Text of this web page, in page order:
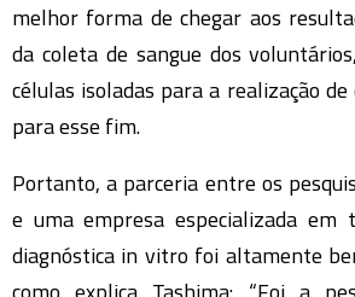
melhor forma de chegar aos
da coleta de sangue dos
células isoladas para a realização de
para esse fim.
Portanto, a parceria entre os
e uma empresa especializada em
diagnóstica in vitro foi altamente